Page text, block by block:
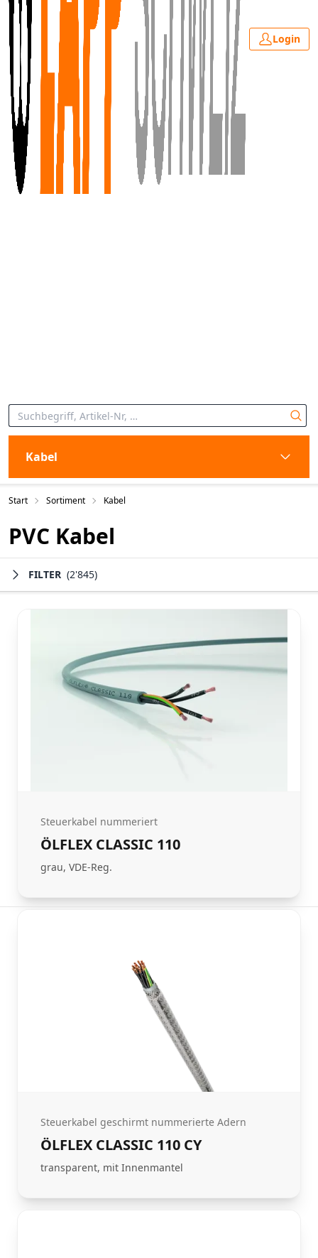
Login
Kabel
Start Sortiment Kabel
PVC Kabel
FILTER (2'845)
Steuerkabel nummeriert
ÖLFLEX CLASSIC 110
grau, VDE-Reg.
Steuerkabel geschirmt nummerierte Adern
ÖLFLEX CLASSIC 110 CY
transparent, mit Innenmantel